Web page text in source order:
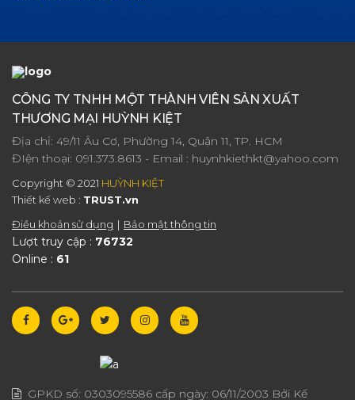
CÔNG TY TNHH MỘT THÀNH VIÊN SẢN XUẤT
THƯƠNG MẠI HUỲNH KIỆT
Địa chỉ: 49/11 Âu Cơ, Phường 14, Quận 11, TP. HCM
ĐIện thoại: 091.373.8613 - Email : huynhkiethkt@yahoo.com
Copyright © 2021 HUỲNH KIỆT
Thiết kế web : TRUST.vn
Điều khoản sử dụng
Bảo mật thông tin
Lượt truy cập : 76732
Online : 61
GPKD số: 0303095586 cấp ngày: 06/11/2003 Bởi Kế